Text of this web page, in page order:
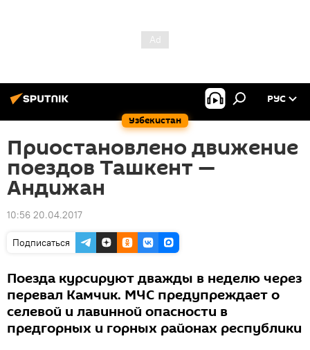
Узбекистан
РУС
Приостановлено движение
поездов Ташкент —
Андижан
10:56 20.04.2017
Подписаться
Поезда курсируют дважды в неделю через
перевал Камчик. МЧС предупреждает о
селевой и лавинной опасности в
предгорных и горных районах республики